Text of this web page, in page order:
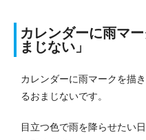
カレンダーに雨マ
まじない」
カレンダーに雨マークを描
るおまじないです。
目立つ色で雨を降らせたい